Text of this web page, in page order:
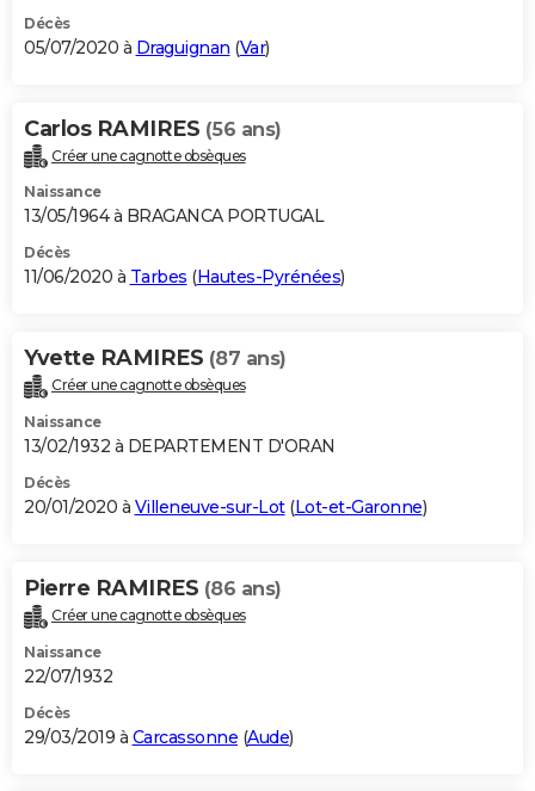
Décès
05/07/2020 à Draguignan (Var)
Carlos RAMIRES (56 ans)
Créer une cagnotte obsèques
Naissance
13/05/1964 à BRAGANCA PORTUGAL
Décès
11/06/2020 à Tarbes (Hautes-Pyrénées)
Yvette RAMIRES (87 ans)
Créer une cagnotte obsèques
Naissance
13/02/1932 à DEPARTEMENT D'ORAN
Décès
20/01/2020 à Villeneuve-sur-Lot(Lot-et-Garonne)
Pierre RAMIRES (86 ans)
Créer une cagnotte obsèques
Naissance
22/07/1932
Décès
29/03/2019 à Carcassonne (Aude)